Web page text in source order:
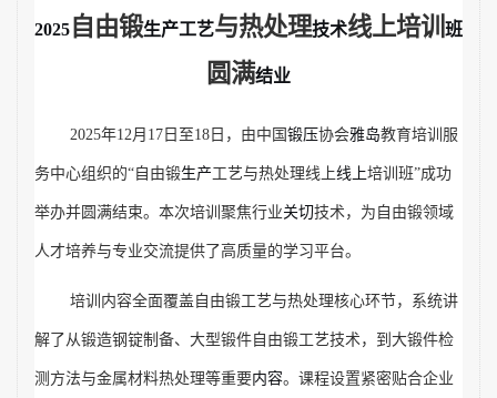
证书查询
2025 自由锻生产工艺与热处理技术线上培训 班
圆满结业
2025年12月17日至18日，由中国 锻压协会雅岛教育培训服
务中心组织的“自由锻生产工艺与热处理线上线上培训班”成功
举办并圆满结束。本次培训聚焦行业关切技术，为自由锻领域
人才培养与专业交流提供了高质量的学习平台。
培训内容全面覆盖自由锻工艺与热处理核心环节，系统讲
解了从锻造钢锭制备、大型锻件自由锻工艺技术，到大锻件检
测方法与金属材料热处理等重要内容。课程设置紧密贴合企业